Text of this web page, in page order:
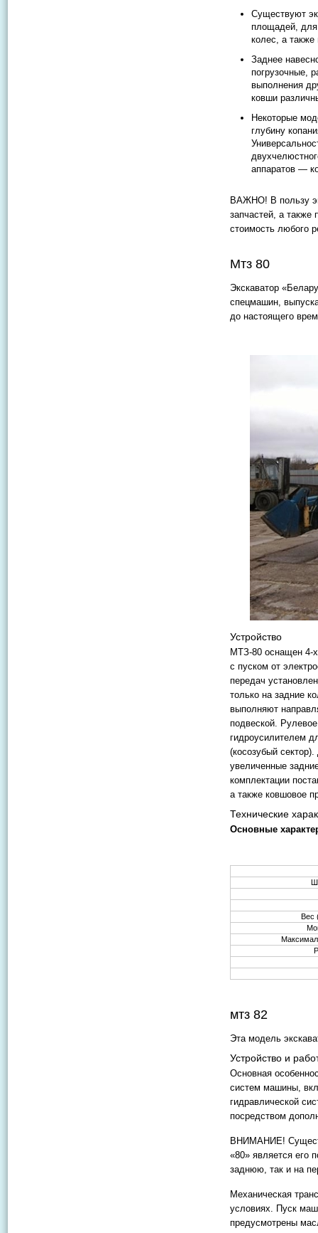
Существуют
площадей, для
колес, а также
Заднее
погрузочные,
выполнения
ковши
Некоторые
глубину
аппаратов —
ВАЖНО! В пользу
запчастей, а также
стоимость любого
Мтз 80
Экскаватор
спецмашин,
до настоящего
Устройство
МТЗ-80 оснащен 4-
с пуском от
передач
только на задние
выполняют
подвеской.
гидроусилителем
(косозубый
увеличенные
комплектации
а также ковшовое
Технические
Основные
Вес
мтз 82
Эта модель
Устройство и
Основная
систем машины,
гидравлической
посредством
ВНИМАНИЕ!
«80» является его
заднюю, так и на
Механическая
условиях. Пуск
предусмотрены